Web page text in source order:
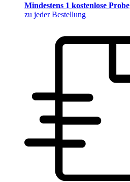
Mindestens 1 kostenlose Probe
zu jeder Bestellung